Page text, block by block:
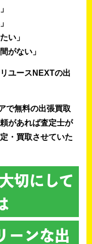
い」
がない」
ユースNEXTの出
で無料の出張買取
があれば査定士が
・買取させていた
切にして
ーンな出